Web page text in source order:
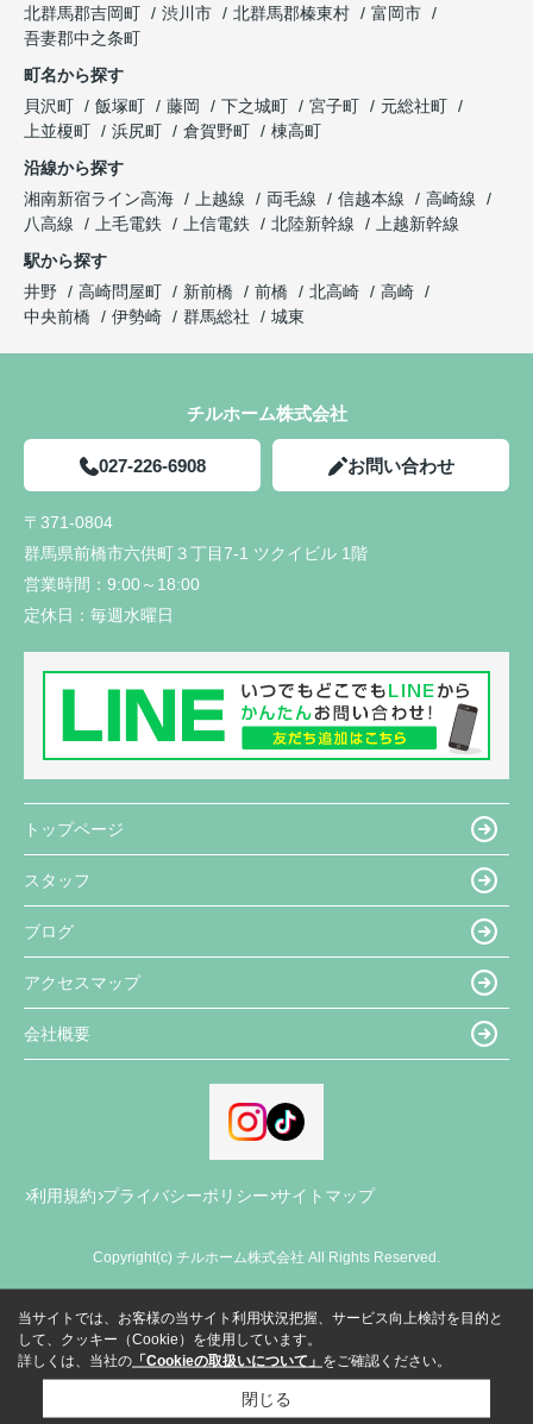
北群馬郡吉岡町
渋川市 北群馬郡榛東村
富岡市
吾妻郡中之条町
町名から探す
貝沢町
飯塚町 藤岡 下之城町 宮子町
元総社町
上並榎町
浜尻町 倉賀野町
棟高町
沿線から探す
湘南新宿ライン高海
上越線 両毛線 信越本線
高崎線
八高線
上毛電鉄 上信電鉄 北陸新幹線
上越新幹線
駅から探す
井野
高崎問屋町 新前橋 前橋 北高崎
高崎
中央前橋
伊勢崎 群馬総社 城東
チルホーム株式会社
027-226-6908 お問い合わせ
〒371-0804
群馬県前橋市六供町３丁目7-1 ツクイビル 1階
営業時間： 9:00～18:00
定休日： 毎週水曜日
トップページ
スタッフ
ブログ
アクセスマップ
会社概要
利用規約 プライバシーポリシー サイトマップ
Copyright(c) チルホーム株式会社 All Rights Reserved.
当サイトでは、お客様の当サイト利用状況把握、サービス向上検討を目的と
して、クッキー（Cookie）を使用しています。
詳しくは、当社の 「Cookieの取扱いについて」 をご確認ください。
閉じる